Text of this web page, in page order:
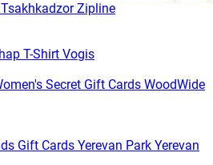
Tsakhkadzor Zipline
T-Shirt Vogis
Secret Gift Cards WoodWide
Gift Cards Yerevan Park Yerevan